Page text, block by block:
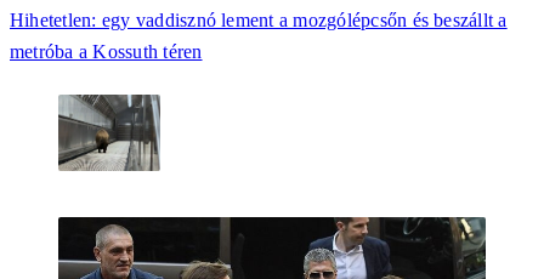
Hihetetlen: egy vaddisznó lement a mozgólépcsőn és beszállt a
metróba a Kossuth téren